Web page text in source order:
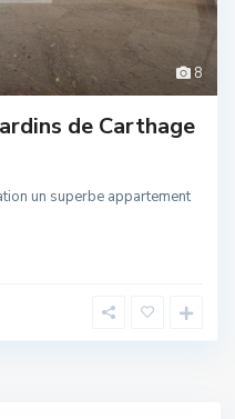
8
de Carthage
un superbe appartement